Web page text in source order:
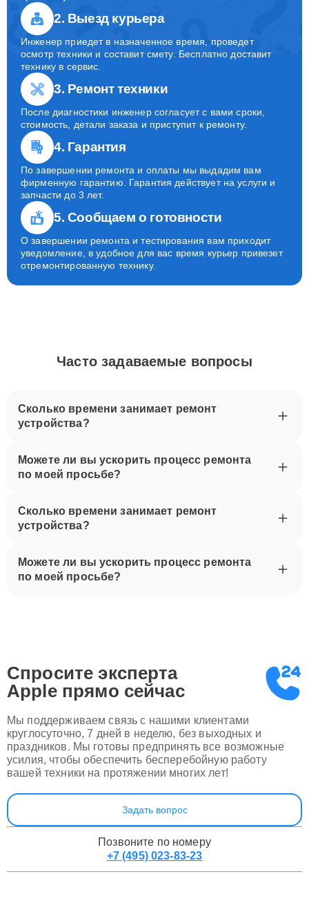
2. Выезд курьера
Инженер приедет в назначенное время, проведет
осмотр техники и составит смету. Бесплатно доставит
технику в сервис.
3. Ремонт техники
После диагностики инженер согласует с вами сроки,
стоимость, детали заказа и приступит к ремонту.
4. Гарантия
По завершении ремонта и оплаты мы выдадим вам
фирменную гарантию. Гарантия действует на услуги и
запчасти до 3 лет.
5. Сообщаем о готовности
О завершении ремонта и тестирования вам приходит
уведомление, в удобное для вас время курьер привезет
отремонтированную технику.
Часто задаваемые вопросы
Сколько времени занимает ремонт
устройства?
Можете ли вы ускорить процесс ремонта
по моей просьбе?
Сколько времени занимает ремонт
устройства?
Можете ли вы ускорить процесс ремонта
по моей просьбе?
Спросите эксперта
Apple прямо сейчас
Мы поддерживаем связь с нашими клиентами
круглосуточно, 7 дней в неделю, без выходных и
праздников. Мы готовы предпринять все возможные
усилия, чтобы обеспечить бесперебойную работу
вашей техники на протяжении многих лет!
Задать вопрос
Позвоните по номеру
+7 (495) 023-83-23